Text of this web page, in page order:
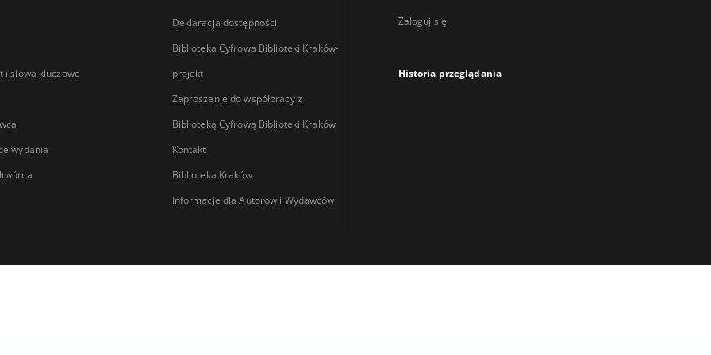
i słowa kluczowe
wydania
Deklaracja dostępności
Biblioteka Cyfrowa Biblioteki Kraków-
projekt
Zaproszenie do współpracy z
Biblioteką Cyfrową Biblioteki Kraków
Kontakt
Biblioteka Kraków
Informacje dla Autorów i Wydawców
Zaloguj się
Historia przeglądania